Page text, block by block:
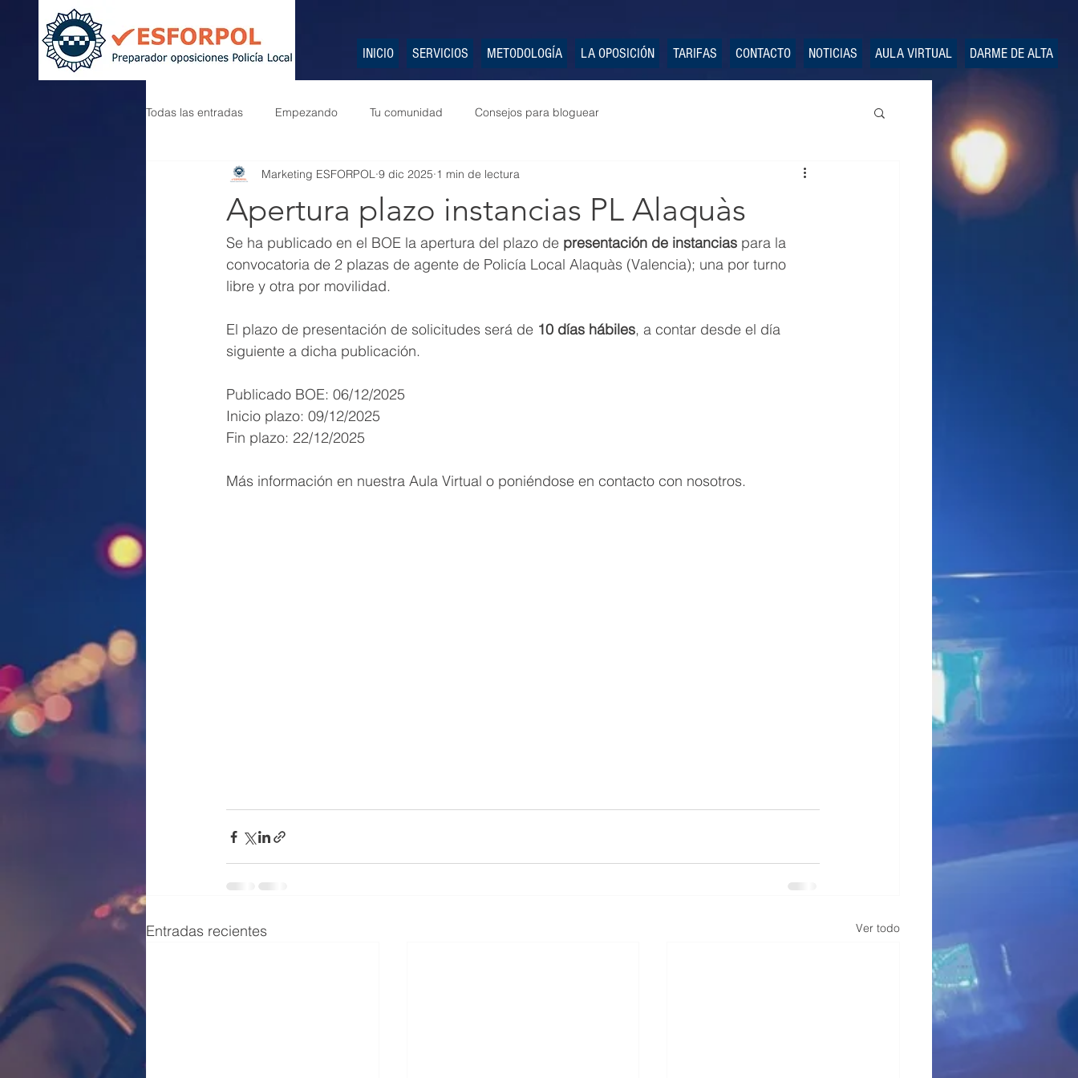
INICIO SERVICIOS METODOLOGÍA LA OPOSICIÓN TARIFAS CONTACTO NOTICIAS AULA VIRTUAL DARME DE ALTA
Todas las entradas Empezando Tu comunidad Consejos para bloguear
Apertura plazo instancias PL Alaquàs
Marketing ESFORPOL 9 dic 2025 1 min de lectura
Se ha publicado en el BOE la apertura del plazo de presentación de instancias para la
convocatoria de 2 plazas de agente de Policía Local Alaquàs (Valencia); una por turno
libre y otra por movilidad.
El plazo de presentación de solicitudes será de 10 días hábiles, a contar desde el día
siguiente a dicha publicación.
Publicado BOE: 06/12/2025
Inicio plazo: 09/12/2025
Fin plazo: 22/12/2025
Más información en nuestra Aula Virtual o poniéndose en contacto con nosotros.
Entradas recientes Ver todo